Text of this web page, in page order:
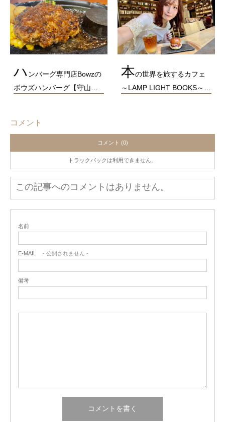
ハ ンバーグ専門店Bowzの
ボウズハンバーグ【守山…
本の世界を旅するカフェ
～LAMP LIGHT BOOKS～…
コメント
コメント (0)
トラックバックは利用できません。
この記事へのコメントはありません。
名前
E-MAIL - 公開されません -
備考